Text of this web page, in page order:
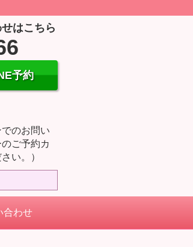
はこちら
予約
のお問い
ご予約カ
い。）
合わせ